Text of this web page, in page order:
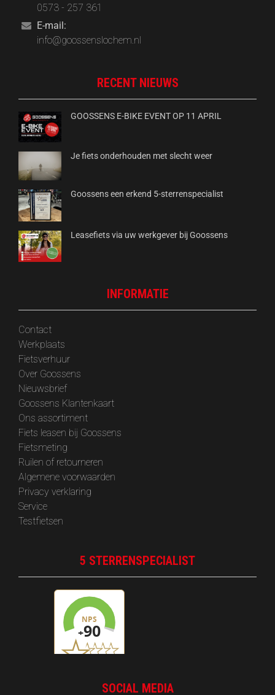
0573 - 257 361
E-mail:
info@goossenslochem.nl
RECENT NIEUWS
GOOSSENS E-BIKE EVENT OP 11 APRIL
Je fiets onderhouden met slecht weer
Goossens een erkend 5-sterrenspecialist
Leasefiets via uw werkgever bij Goossens
INFORMATIE
Contact
Werkplaats
Fietsverhuur
Over Goossens
‎Nieuwsbrief
Goossens Klantenkaart
Ons assortiment
Fiets leasen bij Goossens
Fietsmeting
Ruilen of retourneren
Algemene voorwaarden
Privacy verklaring
Service
Testfietsen
5 STERRENSPECIALIST
SOCIAL MEDIA